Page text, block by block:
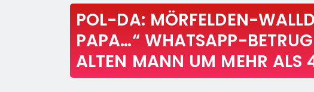
POL-DA: MÖRFELDEN-
PAPA…“ WHATSAPP-
ALTEN MANN UM MEHR ALS